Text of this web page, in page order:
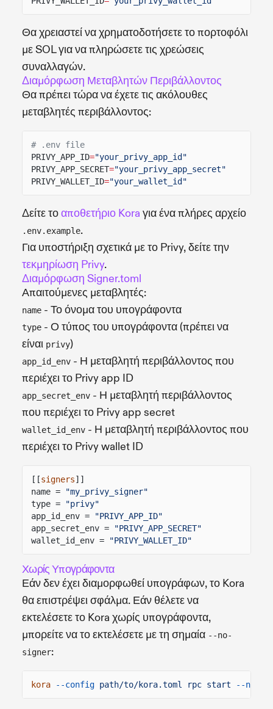
Θα χρειαστεί να χρηματοδοτήσετε το πορτοφόλι
με SOL για να πληρώσετε τις χρεώσεις
συναλλαγών.
Διαμόρφωση Μεταβλητών Περιβάλλοντος
Θα πρέπει τώρα να έχετε τις ακόλουθες
μεταβλητές περιβάλλοντος:
# .env file
PRIVY_APP_ID="your_privy_app_id"
PRIVY_APP_SECRET="your_privy_app_secret"
PRIVY_WALLET_ID="your_wallet_id"
Δείτε τοαποθετήριο Kora για ένα πλήρες αρχείο
.env.example.
Για υποστήριξη σχετικά με το Privy, δείτε την
τεκμηρίωση Privy.
Διαμόρφωση Signer.toml
Απαιτούμενες μεταβλητές:
name - Το όνομα του υπογράφοντα
type - Ο τύπος του υπογράφοντα (πρέπει να
είναι privy)
app_id_env - Η μεταβλητή περιβάλλοντος που
περιέχει το Privy app ID
app_secret_env - Η μεταβλητή περιβάλλοντος
που περιέχει το Privy app secret
wallet_id_env - Η μεταβλητή περιβάλλοντος που
περιέχει το Privy wallet ID
[[signers]]
name =
"my_privy_signer"
type =
"privy"
app_id_env =
"PRIVY_APP_ID"
app_secret_env =
"PRIVY_APP_SECRET"
wallet_id_env =
"PRIVY_WALLET_ID"
Χωρίς Υπογράφοντα
Εάν δεν έχει διαμορφωθεί υπογράφων, το Kora
θα επιστρέψει σφάλμα. Εάν θέλετε να
εκτελέσετε το Kora χωρίς υπογράφοντα,
μπορείτε να το εκτελέσετε με τη σημαία --no-
signer:
kora --config path/to/kora.toml rpc start --no-